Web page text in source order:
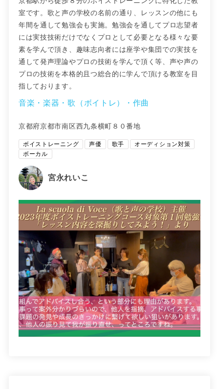
室です。歌と声の学校の名前の通り、レッスンの他にも
年間を通して勉強会も実施。勉強会を通してプロ志望者
には実技技術だけでなくプロとして必要となる様々な要
素を学んで頂き、趣味志向者には座学や集団での実技を
通して発声理論やプロの技術を学んで頂く等、声や声の
プロの技術を本格的且つ総合的に学んで頂ける教室を目
指しております。
音楽・楽器・歌（ボイトレ）・作曲
京都府京都市南区西九条横町８０番地
ボイストレーニング 声優 歌手
オーディション対策
ボーカル
宮永れいこ